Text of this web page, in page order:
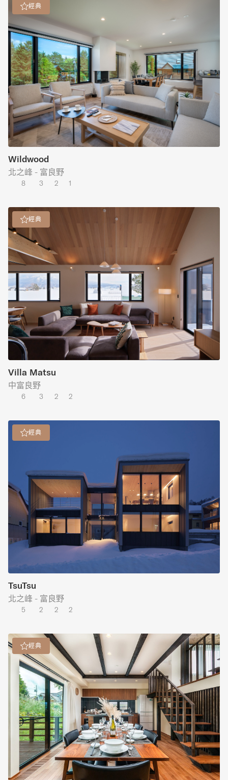
經典
Wildwood
北之峰 - 富良野
8 3 2 1
經典
Villa Matsu
中富良野
6 3 2 2
經典
TsuTsu
北之峰 - 富良野
5 2 2 2
經典